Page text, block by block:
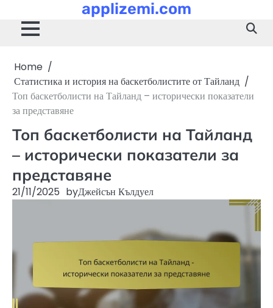
content
applizemi.com
Home
Статистика и история на баскетболистите от Тайланд
Топ баскетболисти на Тайланд – исторически показатели
за представяне
Топ баскетболисти на Тайланд
– исторически показатели за
представяне
21/11/2025 byДжейсън Кълдуел